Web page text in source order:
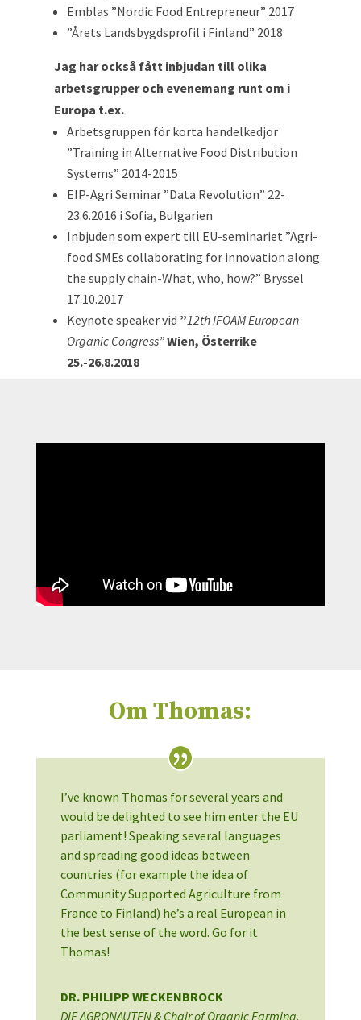
Emblas ”Nordic Food Entrepreneur” 2017
”Årets Landsbygdsprofil i Finland” 2018
Jag har också fått inbjudan till olika
arbetsgrupper och evenemang runt om i
Europa t.ex.
Arbetsgruppen för korta handelkedjor
”Training in Alternative Food Distribution
Systems” 2014-2015
EIP-Agri Seminar ”Data Revolution” 22-
23.6.2016 i Sofia, Bulgarien
Inbjuden som expert till EU-seminariet ”Agri-
food SMEs collaborating for innovation along
the supply chain-What, who, how?” Bryssel
17.10.2017
Keynote speaker vid ”12thIFOAM European
Organic Congress”Wien, Österrike
25.-26.8.2018
Om Thomas:
I’ve known Thomas for several years and
would be delighted to see him enter the EU
parliament! Speaking several languages
and spreading good ideas between
countries (for example the idea of
Community Supported Agriculture from
France to Finland) he’s a real European in
the best sense of the word. Go for it
Thomas!
DR. PHILIPP WECKENBROCK
DIE AGRONAUTEN & Chair of Organic Farming,